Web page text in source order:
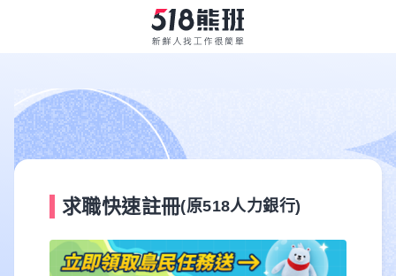
求職快速註冊(原518人力銀行)